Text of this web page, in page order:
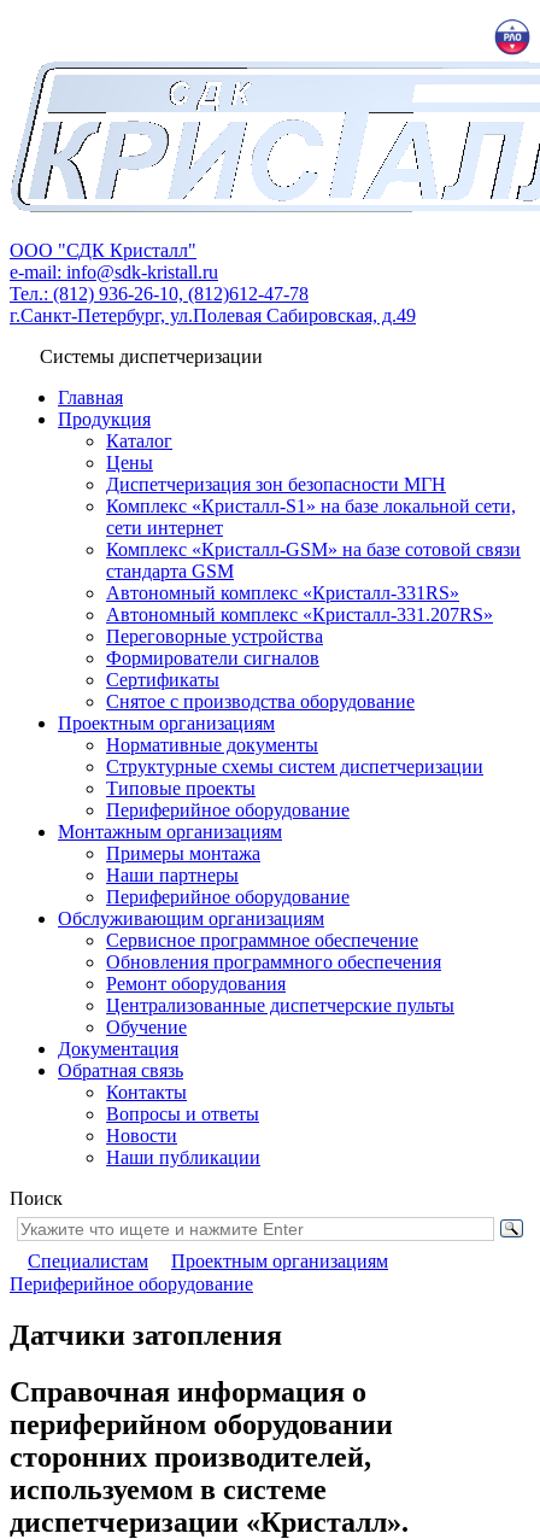
ООО "СДК Кристалл"
e-mail: info@sdk-kristall.ru
Тел.: (812) 936-26-10, (812)612-47-78
г.Санкт-Петербург, ул.Полевая Сабировская, д.49
Системы диспетчеризации
Главная
Продукция
Каталог
Цены
Диспетчеризация зон безопасности МГН
Комплекс «Кристалл-S1» на базе локальной сети,
сети интернет
Комплекс «Кристалл-GSM» на базе сотовой связи
стандарта GSM
Автономный комплекс «Кристалл-331RS»
Автономный комплекс «Кристалл-331.207RS»
Переговорные устройства
Формирователи сигналов
Сертификаты
Снятое с производства оборудование
Проектным организациям
Нормативные документы
Структурные схемы систем диспетчеризации
Типовые проекты
Периферийное оборудование
Монтажным организациям
Примеры монтажа
Наши партнеры
Периферийное оборудование
Обслуживающим организациям
Сервисное программное обеспечение
Обновления программного обеспечения
Ремонт оборудования
Централизованные диспетчерские пульты
Обучение
Документация
Обратная связь
Контакты
Вопросы и ответы
Новости
Наши публикации
Поиск
Специалистам
Проектным организациям
Периферийное оборудование
Датчики затопления
Справочная информация о
периферийном оборудовании
сторонних производителей,
используемом в системе
диспетчеризации «Кристалл».